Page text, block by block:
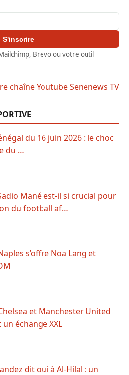
S'inscrire
Brevo ou votre outil
du 16 juin 2026 : le choc
du …
Mané est-il si crucial pour
du football af…
s’offre Noa Lang et
et Manchester United
échange XXL
dit oui à Al-Hilal : un